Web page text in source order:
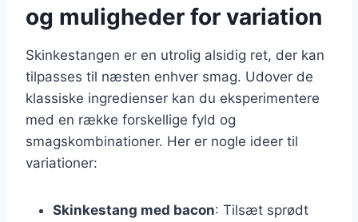
og muligheder for variation
Skinkestangen er en utrolig alsidig ret, der kan
tilpasses til næsten enhver smag. Udover de
klassiske ingredienser kan du eksperimentere
med en række forskellige fyld og
smagskombinationer. Her er nogle ideer til
variationer:
Skinkestang med bacon: Tilsæt sprødt